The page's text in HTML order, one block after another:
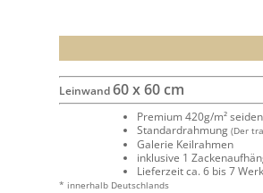
Leinwand60 x 60 cm
Premium 420g/m²
Standardrahmung (Der
Galerie Keilrahmen
inklusive 1
Lieferzeit ca. 6 bis 7
* innerhalb Deutschlands